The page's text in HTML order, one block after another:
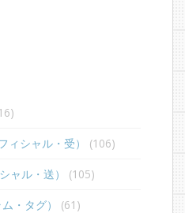
シャル・受） (106)
ャル・送） (105)
・タグ） (61)